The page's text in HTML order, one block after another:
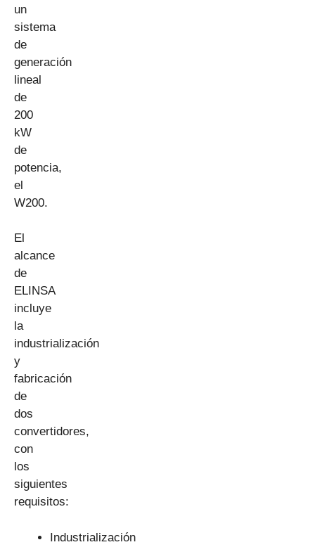
un
sistema
de
generación
lineal
de
200
kW
de
potencia,
el
W200.
El
alcance
de
ELINSA
incluye
la
industrialización
y
fabricación
de
dos
convertidores,
con
los
siguientes
requisitos:
Industrialización